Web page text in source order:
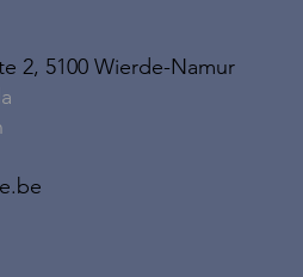
2, 5100 Wierde-Namur